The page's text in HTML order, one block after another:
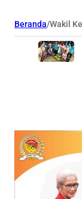
Beranda/Wakil